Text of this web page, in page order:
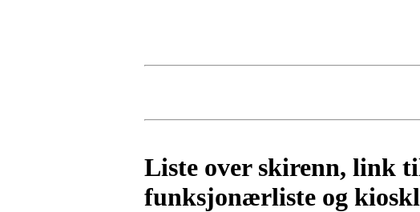
Liste over skirenn, link
funksjonærliste og